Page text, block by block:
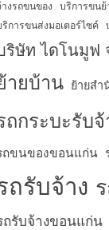
างรถขนของ บริการขนย้
ริการขนส่งมอเตอร์ไซค์
ริษัท ไดโนมูฟ
ายบ้าน ย้ายสำ
ถกระบะรับจ้
ถขนของขอนแก่น
ถรับจ้าง
ถรับจ้างขอนแก่น